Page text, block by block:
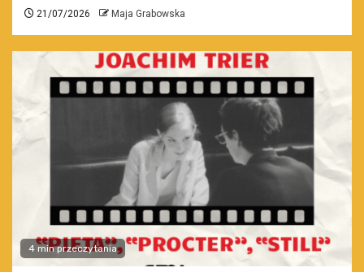
21/07/2026 Maja Grabowska
4 min przeczytania